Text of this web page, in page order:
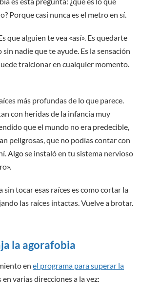
Porque casi nunca es el metro en sí.
que alguien te vea «así». Es quedarte
nadie que te ayude. Es la sensación
traicionar en cualquier momento.
más profundas de lo que parece.
con heridas de la infancia muy
que el mundo no era predecible,
peligrosas, que no podías contar con
Algo se instaló en tu sistema nervioso
sin tocar esas raíces es como cortar la
las raíces intactas. Vuelve a brotar.
la agorafobia
en el programa para superar la
en varias direcciones a la vez: